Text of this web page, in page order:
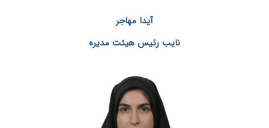
آیدا مهاجر
نایب رئیس هیئت مدیره